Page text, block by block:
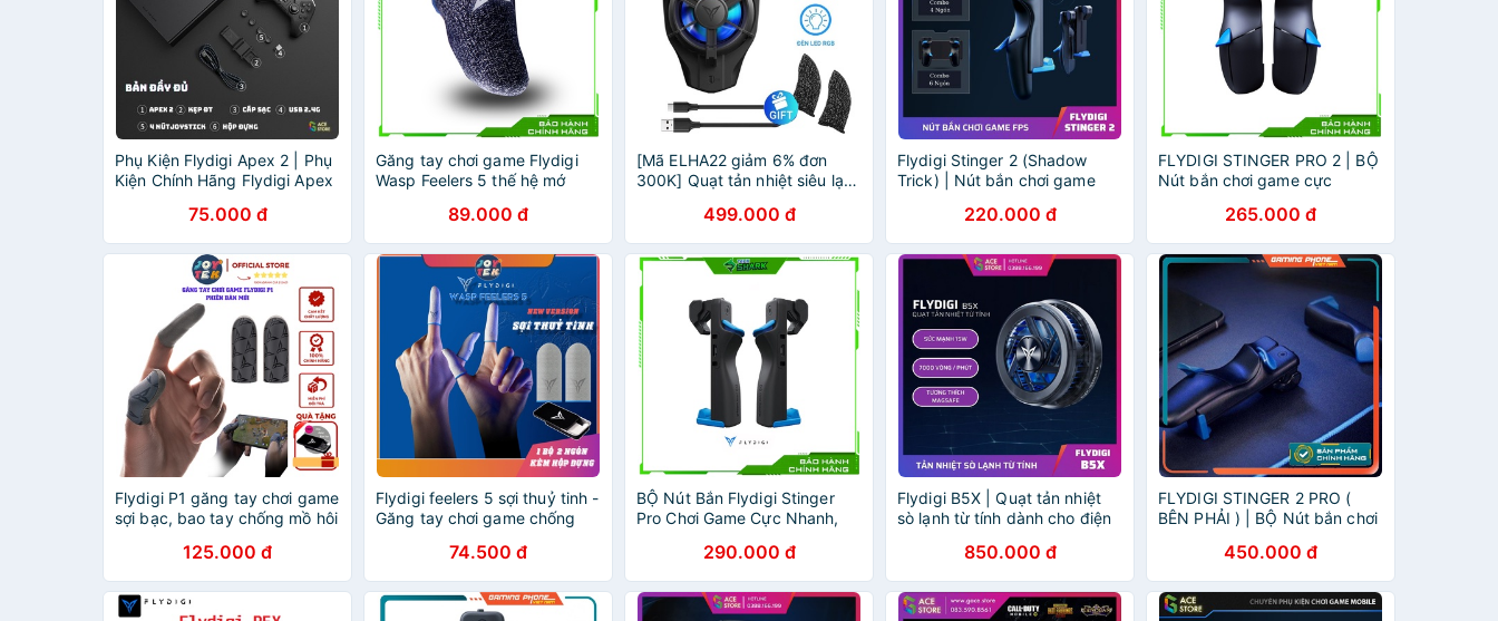
Phụ Kiện Flydigi Apex 2 | Phụ
Kiện Chính Hãng Flydigi Apex
2.4Ghz, Nút Joystick)
75.000 đ
Găng tay chơi game Flydigi
Wasp Feelers 5 thế hệ mớ
89.000 đ
[Mã ELHA22 giảm 6% đơn
300K] Quạt tản nhiệt siêu lạnh
Pro 2 Phone Back Clip Cooler
chính hãng
499.000 đ
Flydigi Stinger 2 (Shadow
Trick) | Nút bắn chơi game
220.000 đ
FLYDIGI STINGER PRO 2 | BỘ
Nút bắn chơi game cực
PUBG, ROS,265.000 đ
Flydigi P1 găng tay chơi game
sợi bạc, bao tay chống mồ hôi
125.000 đ
Flydigi feelers 5 sợi thuỷ tinh -
Găng tay chơi game chống
pubg ff siêu nhạy giá rẻ 2
ngón
74.500 đ
BỘ Nút Bắn Flydigi Stinger
Pro Chơi Game Cực Nhanh,
ROS, Free Fire290.000 đ
Flydigi B5X | Quạt tản nhiệt
sò lạnh từ tính dành cho điện
850.000 đ
FLYDIGI STINGER 2 PRO (
BÊN PHẢI ) | BỘ Nút bắn chơi
cho game PUBG, ROS,
450.000 đ